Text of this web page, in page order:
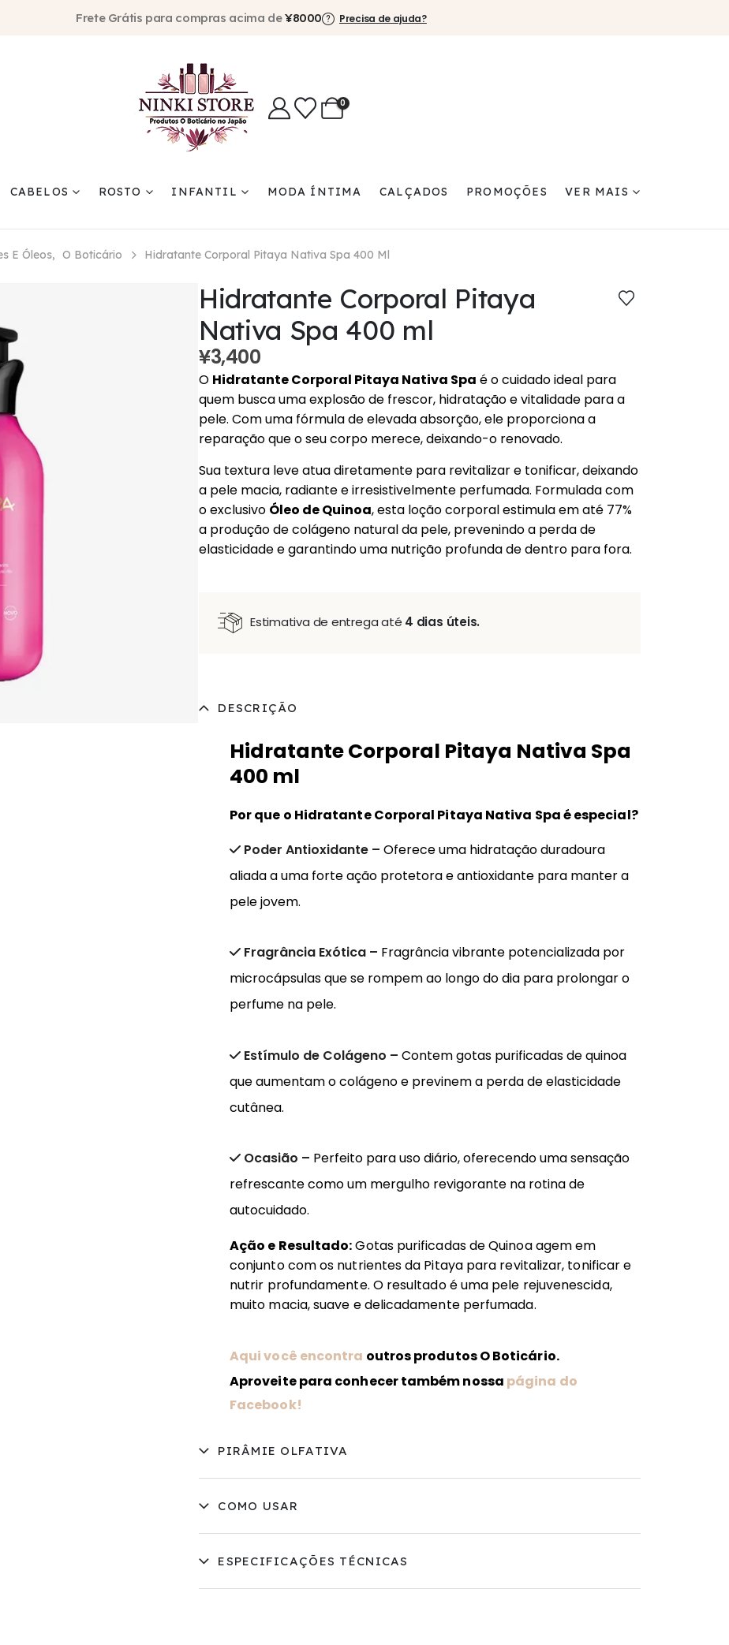
Frete Grátis para compras acima de¥8000 Precisa de ajuda?
0
CABELOS ROSTO INFANTIL MODA ÍNTIMA CALÇADOS PROMOÇÕES VER MAIS
E Óleos, O Boticário Hidratante Corporal Pitaya Nativa Spa 400 Ml
Hidratante Corporal Pitaya
Nativa Spa 400 ml
¥3,400
O Hidratante Corporal Pitaya Nativa Spa é o cuidado ideal para
quem busca uma explosão de frescor, hidratação e vitalidade para a
pele. Com uma fórmula de elevada absorção, ele proporciona a
reparação que o seu corpo merece, deixando-o renovado.
Sua textura leve atua diretamente para revitalizar e tonificar, deixando
a pele macia, radiante e irresistivelmente perfumada. Formulada com
o exclusivo Óleo de Quinoa, esta loção corporal estimula em até 77%
a produção de colágeno natural da pele, prevenindo a perda de
elasticidade e garantindo uma nutrição profunda de dentro para fora.
Estimativa de entrega até 4 dias úteis.
DESCRIÇÃO
Hidratante Corporal Pitaya Nativa Spa
400 ml
Por que o Hidratante Corporal Pitaya Nativa Spa é especial?
Poder Antioxidante – Oferece uma hidratação duradoura
aliada a uma forte ação protetora e antioxidante para manter a
pele jovem.
Fragrância Exótica – Fragrância vibrante potencializada por
microcápsulas que se rompem ao longo do dia para prolongar o
perfume na pele.
Estímulo de Colágeno – Contem gotas purificadas de quinoa
que aumentam o colágeno e previnem a perda de elasticidade
cutânea.
Ocasião – Perfeito para uso diário, oferecendo uma sensação
refrescante como um mergulho revigorante na rotina de
autocuidado.
Ação e Resultado:Gotas purificadas de Quinoa agem em
conjunto com os nutrientes da Pitaya para revitalizar, tonificar e
nutrir profundamente. O resultado é uma pele rejuvenescida,
muito macia, suave e delicadamente perfumada.
Aqui você encontra outros produtos O Boticário.
Aproveite para conhecer também nossa página do
Facebook!
PIRÂMIE OLFATIVA
COMO USAR
ESPECIFICAÇÕES TÉCNICAS